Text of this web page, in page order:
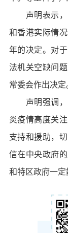
声明表示，
和香港实际情
年的决定。对
法机关空缺问
常委会作出决定
声明强调，
炎疫情高度关
支持和援助，
信在中央政府
和特区政府一定